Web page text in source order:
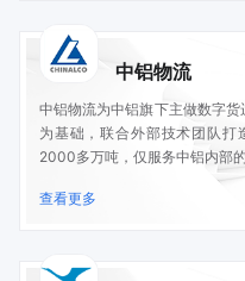
中铝物流
中铝物流为中铝旗下主做数字
为基础，联合外部技术团队
2000多万吨，仅服务中铝内部
查看更多